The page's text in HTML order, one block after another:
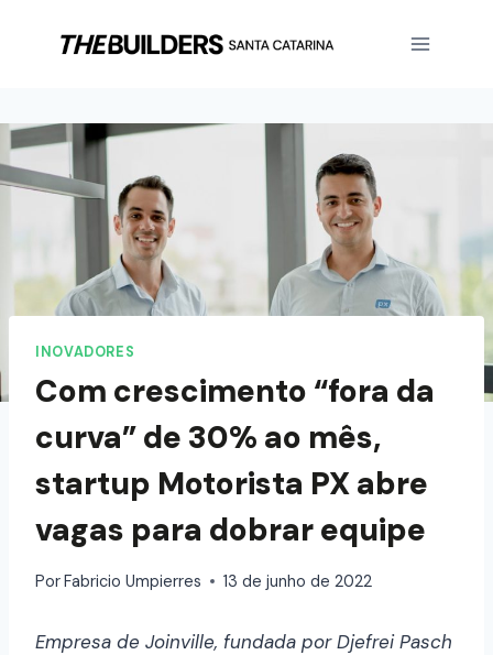
INOVADORES
Com crescimento “fora da
curva” de 30% ao mês,
startup Motorista PX abre
vagas para dobrar equipe
PorFabricio Umpierres 13 de junho de 2022
Empresa de Joinville, fundada por Djefrei Pasch